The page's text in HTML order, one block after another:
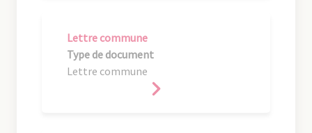
Lettre commune
Type de document
Lettre commune